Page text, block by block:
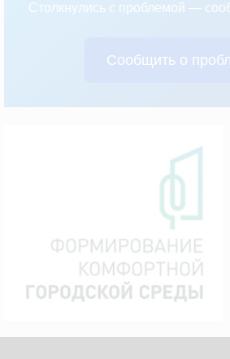
Столкнулись с проблемой —
Сообщить о